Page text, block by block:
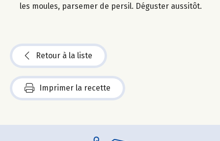
les moules, parsemer de persil. Déguster aussitôt.
Retour à la liste
Imprimer la recette